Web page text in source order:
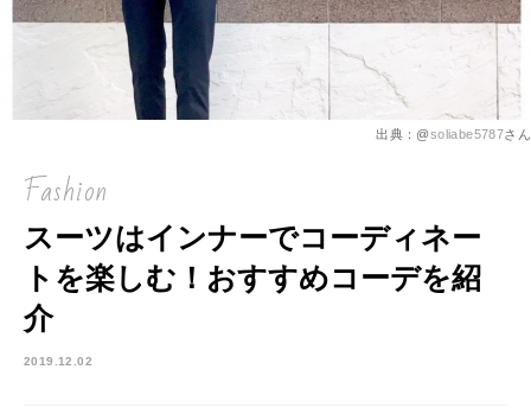
出典：@soliabe5787さん
Fashion
スーツはインナーでコーディネー
トを楽しむ！おすすめコーデを紹
介
2019.12.02